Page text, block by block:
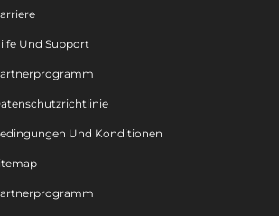
Und Support
Und Konditionen